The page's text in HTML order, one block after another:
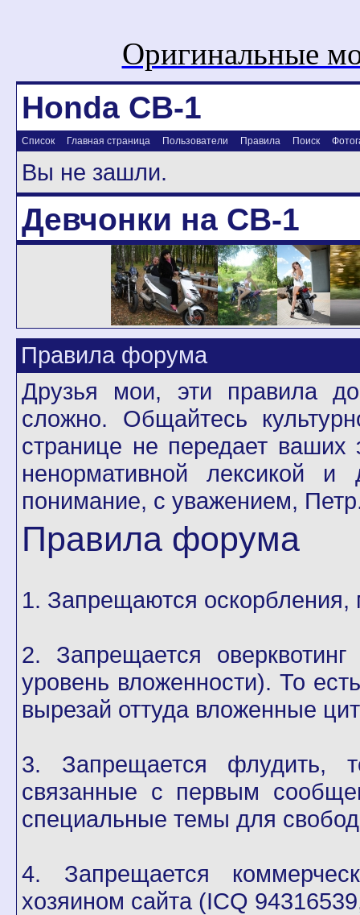
Оригинальные
Honda CB-1
Список Главная страница Пользователи Правила Поиск
Вы не зашли.
Девчонки на CB-1
Правила форума
Друзья мои, эти правила
сложно. Общайтесь
странице не передает ваших
ненормативной лексикой
понимание, с уважением,
Правила форума
1. Запрещаются оскорбления,
2. Запрещается
уровень вложенности). То
вырезай оттуда вложенные
3. Запрещается флудить,
связанные с первым
специальные темы для
4. Запрещается
хозяином сайта (ICQ